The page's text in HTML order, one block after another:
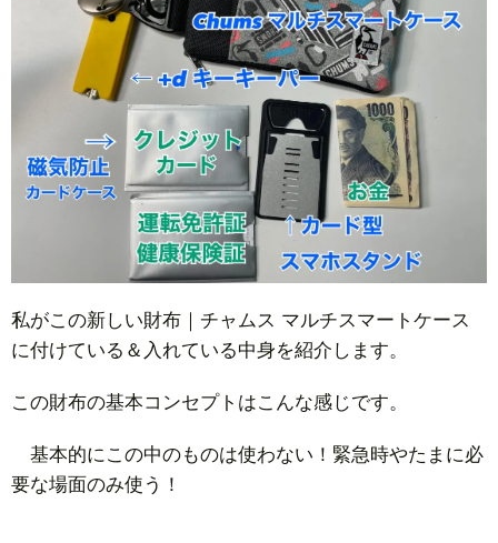
私がこの新しい財布｜チャムス マルチスマートケース
に付けている＆入れている中身を紹介します。
この財布の基本コンセプトはこんな感じです。
基本的にこの中のものは使わない！緊急時やたまに必
要な場面のみ使う！